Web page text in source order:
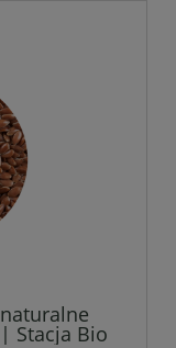
Stacja Bio